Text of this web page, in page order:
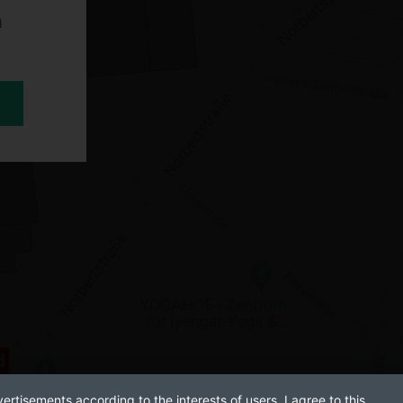
according to the interests of users. I agree to this